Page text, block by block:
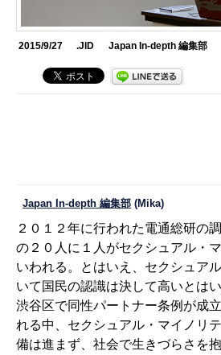
2015/9/27 .JID Japan In-depth 編集部
Japan In-depth 編集部 (Mika)
２０１２年に行われた電通総研の
の２０人に１人がセクシュアル・
いわれる。とはいえ、セクシュア
いて国民の認識は決して高いとは
渋谷区で同性パートナー条例が成
れる中、セクシュアル・マイノリ
備は進まず、社会で生きづらさを